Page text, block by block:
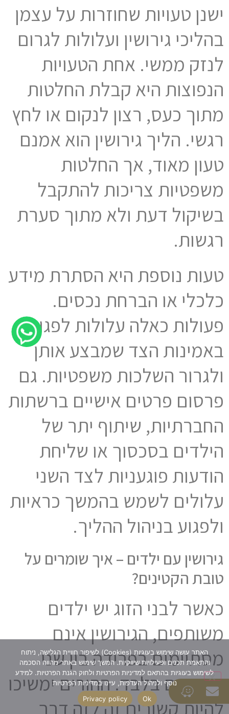
ישנן טעויות שחוזרות על עצמן
בהליכי גירושין ועלולות לגרום
לנזק ממשי. אחת הטעויות
הנפוצות היא קבלת החלטות
מתוך כעס, רצון לנקום או לחץ
רגשי. הליך גירושין הוא אמנם
טעון מאוד, אך החלטות
משפטיות צריכות להתקבל
בשיקול דעת ולא מתוך סערת
רגשות.
טעות נוספת היא הסתרת מידע
כלכלי או הברחת נכסים.
פעולות כאלה עלולות לפגוע
באמינות הצד שמבצע אותן
ולגרור השלכות משפטיות. גם
פרסום פרטים אישיים ברשתות
החברתיות, שיתוף יתר של
הילדים בסכסוך או שליחת
הודעות פוגעניות לצד השני
עלולים לשמש בהמשך כראיות
ולפגוע בניהול ההליך.
גירושין עם ילדים – איך שומרים על
טובת הקטינים?
כאשר לבני הזוג יש ילדים
משותפים, הגירושין אינם
מסתיימים בפרידה בין שני
מבוגרים בלבד. ההורים ימשיכו
להיות קשורים זה לזה דרך
האתר עושה שימוש בעוגיות (Cookies) לשיפור חוויית הגלישה, ניתוח
והתאמת תכנים ופעילויות שיווקיות. המשך שימוש באתר מהווה הסכמה
לשימוש בעוגיות בהתאם למדיניות הפרטיות ולחוק הגנת הפרטיות. למידע
נוסף ולניהול העדפות, עיינו במדיניות הפרטיות
Ok
Privacy policy